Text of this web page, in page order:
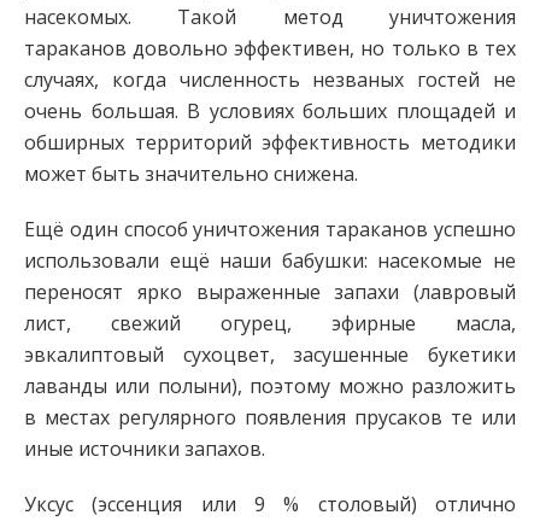
насекомых. Такой метод уничтожения
тараканов довольно эффективен, но только в тех
случаях, когда численность незваных гостей не
очень большая. В условиях больших площадей и
обширных территорий эффективность методики
может быть значительно снижена.
Ещё один способ уничтожения тараканов успешно
использовали ещё наши бабушки: насекомые не
переносят ярко выраженные запахи (лавровый
лист, свежий огурец, эфирные масла,
эвкалиптовый сухоцвет, засушенные букетики
лаванды или полыни), поэтому можно разложить
в местах регулярного появления прусаков те или
иные источники запахов.
Уксус (эссенция или 9 % столовый) отлично